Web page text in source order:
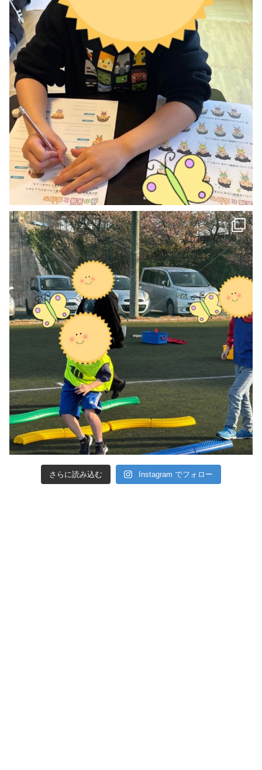
さらに読み込む Instagram でフォロー